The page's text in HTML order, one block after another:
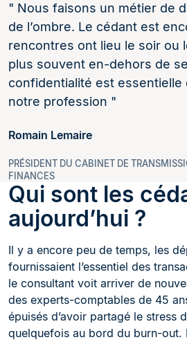
Nous faisons un métier de
de l’ombre. Le cédant est
rencontres ont lieu le soir ou
plus souvent en-dehors de
confidentialité est essentielle
notre profession
Romain Lemaire
PRÉSIDENT DU CABINET DE
FINANCES
Qui sont les
aujourd’hui ?
Il y a encore peu de temps, les
fournissaient l’essentiel des
le consultant voit arriver de
des experts-comptables de 45
épuisés d’avoir partagé le stress
quelquefois au bord du burn-out.